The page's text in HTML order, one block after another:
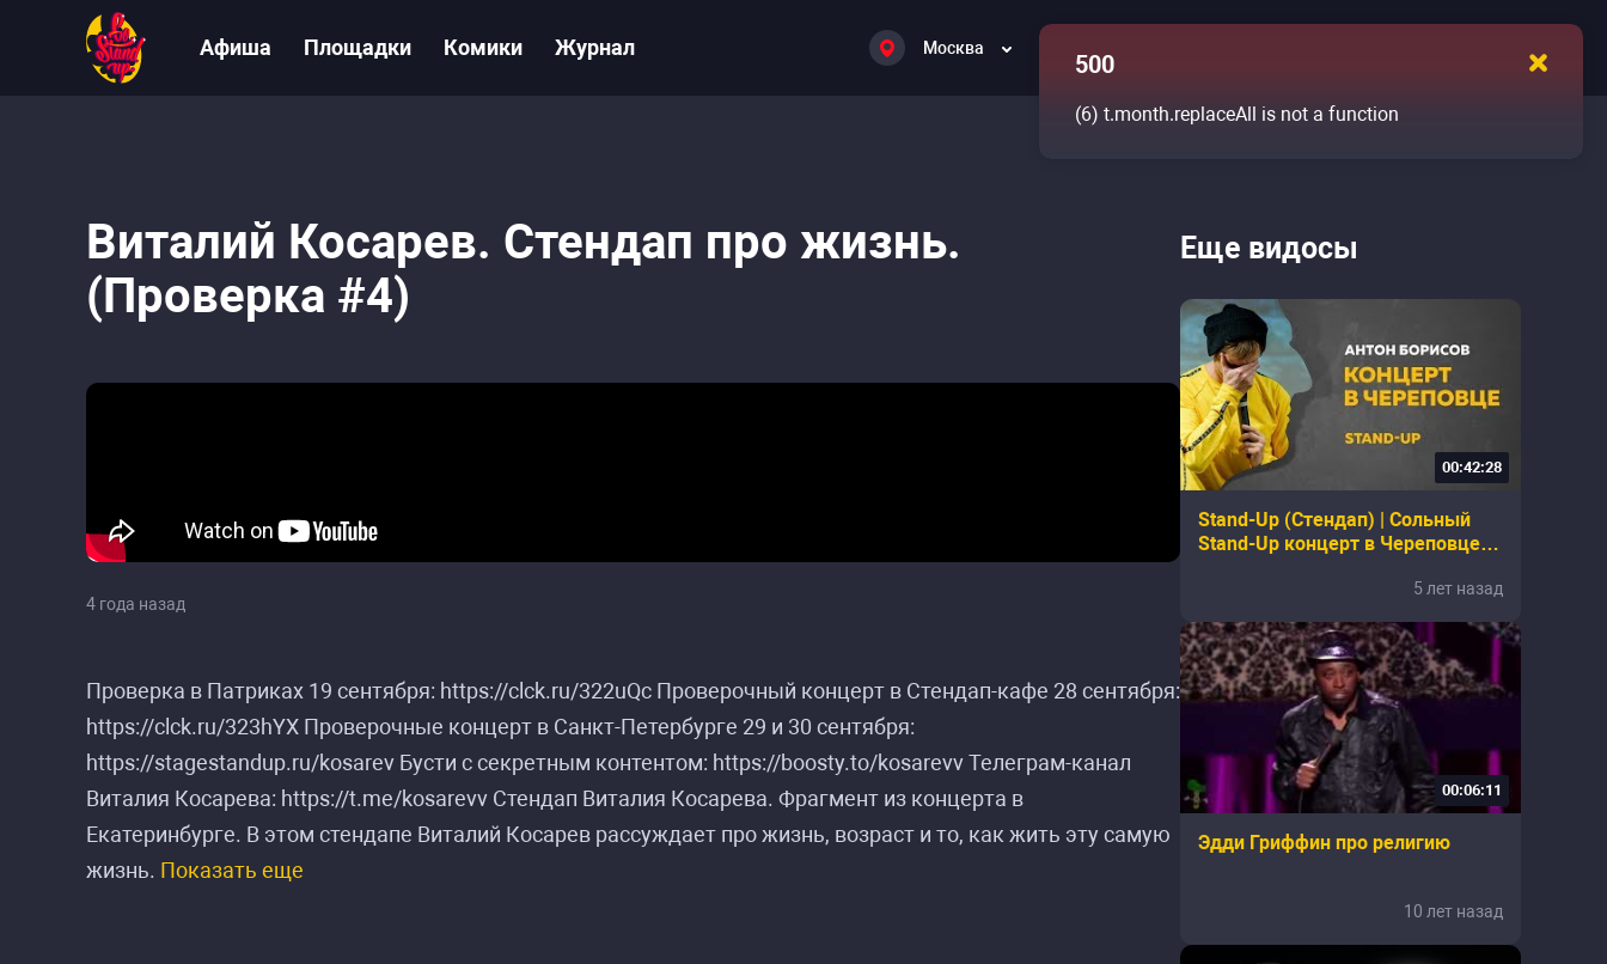
Афиша Площадки Комики Журнал Москва
Виталий Косарев. Стендап про жизнь.
(Проверка #4)
4 года назад
Проверка в Патриках 19 сентября: https://clck.ru/322uQc Проверочный концерт в Стендап-кафе 28 сентября:
https://clck.ru/323hYX Проверочные концерт в Санкт-Петербурге 29 и 30 сентября:
https://stagestandup.ru/kosarev Бусти с секретным контентом: https://boosty.to/kosarevv Телеграм-канал
Виталия Косарева: https://t.me/kosarevv Стендап Виталия Косарева. Фрагмент из концерта в
Екатеринбурге. В этом стендапе Виталий Косарев рассуждает про жизнь, возраст и то, как жить эту самую
жизнь. Показать еще
Еще видосы
00:42:28
Stand-Up (Стендап) | Сольный
Stand-Up концерт в Череповце |
5 лет назад
00:06:11
Эдди Гриффин про религию
10 лет назад
500
(6) t.month.replaceAll is not a function